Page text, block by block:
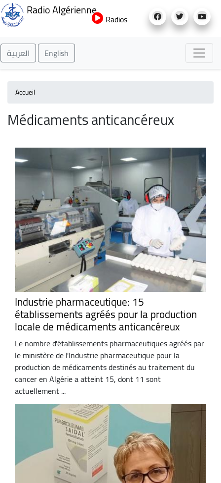
au
Radio Algérienne
Radios
العربية English
Accueil
Médicaments anticancéreux
Industrie pharmaceutique: 15
établissements agréés pour la production
locale de médicaments anticancéreux
Le nombre d'établissements pharmaceutiques agréés par
le ministère de l'Industrie pharmaceutique pour la
production de médicaments destinés au traitement du
cancer en Algérie a atteint 15, dont 11 sont
actuellement ...